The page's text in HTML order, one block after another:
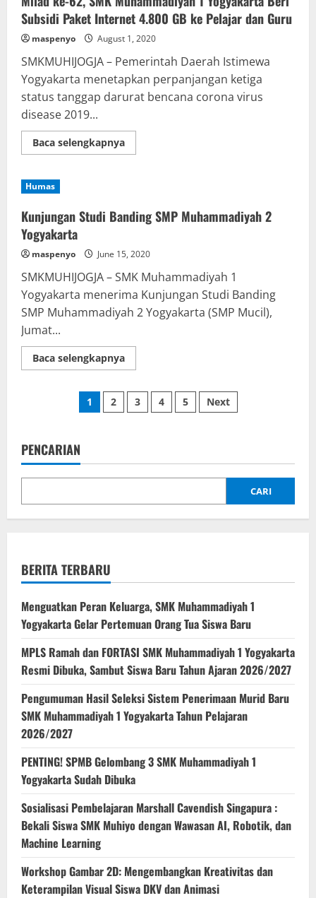
SMK
Muhiyo
Lakukan
Home
Visit
Subsidi Paket Internet 4.800 GB ke Pelajar dan Guru
maspenyo August 1, 2020
SMKMUHIJOGJA – Pemerintah Daerah Istimewa
Yogyakarta menetapkan perpanjangan ketiga
status tanggap darurat bencana corona virus
disease 2019...
Baca selengkapnyaRead
more
Muhammadiyah
1
Subsidi
Paket
Internet
4.800
GB
ke
Pelajar
dan
Humas
Kunjungan Studi Banding SMP Muhammadiyah 2
Yogyakarta
maspenyo June 15, 2020
SMKMUHIJOGJA – SMK Muhammadiyah 1
Yogyakarta menerima Kunjungan Studi Banding
SMP Muhammadiyah 2 Yogyakarta (SMP Mucil),
Jumat...
Baca selengkapnyaRead
more
Studi
Banding
SMP
Posts
1 2 3 4 5 Next
PENCARIAN
CARI
BERITA TERBARU
Menguatkan Peran Keluarga, SMK Muhammadiyah 1
Yogyakarta Gelar Pertemuan Orang Tua Siswa Baru
MPLS Ramah dan FORTASI SMK Muhammadiyah 1 Yogyakarta
Resmi Dibuka, Sambut Siswa Baru Tahun Ajaran 2026/2027
Pengumuman Hasil Seleksi Sistem Penerimaan Murid Baru
SMK Muhammadiyah 1 Yogyakarta Tahun Pelajaran
2026/2027
PENTING! SPMB Gelombang 3 SMK Muhammadiyah 1
Yogyakarta Sudah Dibuka
Sosialisasi Pembelajaran Marshall Cavendish Singapura :
Bekali Siswa SMK Muhiyo dengan Wawasan AI, Robotik, dan
Machine Learning
Workshop Gambar 2D: Mengembangkan Kreativitas dan
Keterampilan Visual Siswa DKV dan Animasi